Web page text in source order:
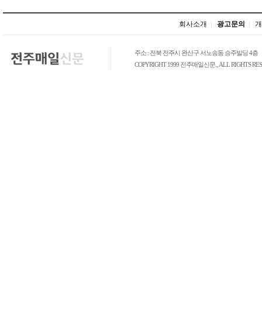
회사소개 광고문의
주소 : 전북 전주시 완산구 서노송동 승주빌딩 4층
COPYRIGHT 1999 전주매일신문., ALL RIGHTS